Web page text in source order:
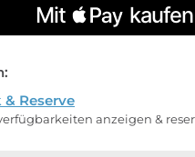
& Reserve
anzeigen &